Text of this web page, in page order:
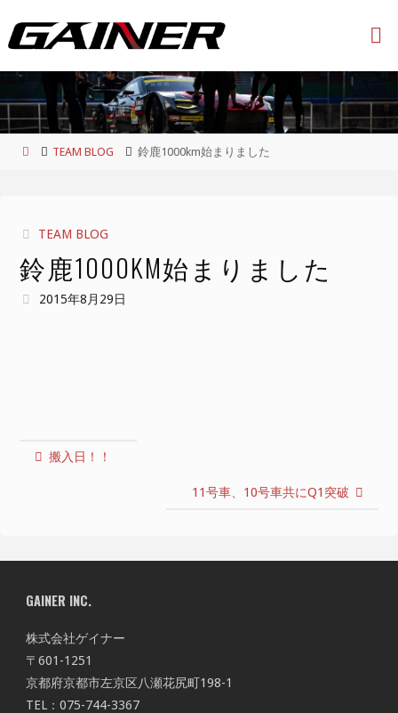
ツ
へ
ホ
TEAM BLOG 鈴鹿1000km始まりました
TEAM BLOG
鈴鹿1000KM始まりました
2015年8月29日
搬入日！！
11号車、10号車共にQ1突破
GAINER INC.
株式会社ゲイナー
〒601-1251
京都府京都市左京区八瀬花尻町198-1
TEL：075-744-3367